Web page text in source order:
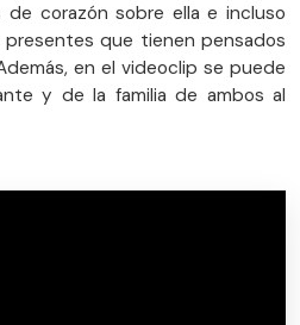
de corazón sobre ella e incluso
que tienen pensados
en el videoclip se puede
y de la familia de ambos al